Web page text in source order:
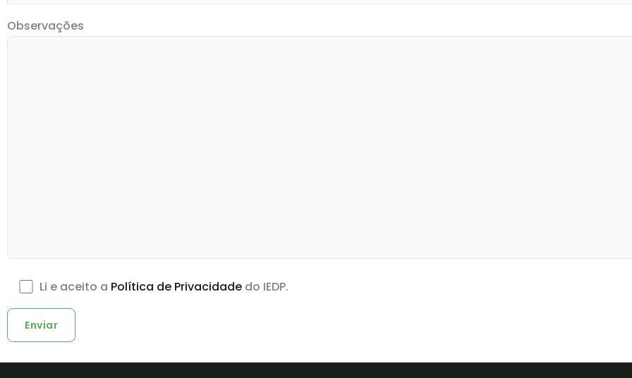
Observações
Li e aceito a Política de Privacidade do IEDP.